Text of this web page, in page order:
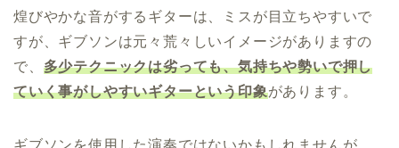
煌びやかな音がするギターは、ミスが目立ちやすいで
すが、ギブソンは元々荒々しいイメージがありますの
で、 多少テクニックは劣っても、気持ちや勢いで押し
ていく事がしやすいギターという印象があります。
ギブソンを使用した演奏ではないかもしれませんが、